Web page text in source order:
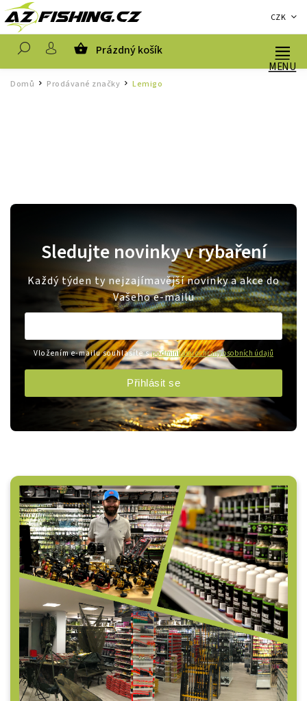
CZK
Prázdný košík
Domů / Prodávané značky / Lemigo
Sledujte novinky v rybaření
Každý týden ty nejzajímavější novinky a akce do
Vašeho e-mailu
Vložením e-mailu souhlasíte spodmínkami ochrany osobních údajů
Přihlásit se